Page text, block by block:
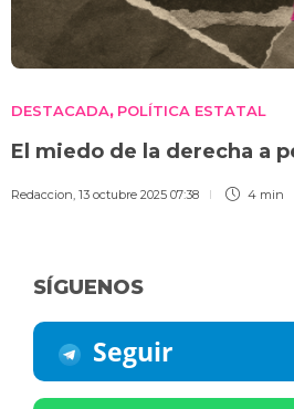
DESTACADA, POLÍTICA ESTATAL
El miedo de la derecha a
Redaccion, 13 octubre 2025 07:38 4 min
SÍGUENOS
Seguir